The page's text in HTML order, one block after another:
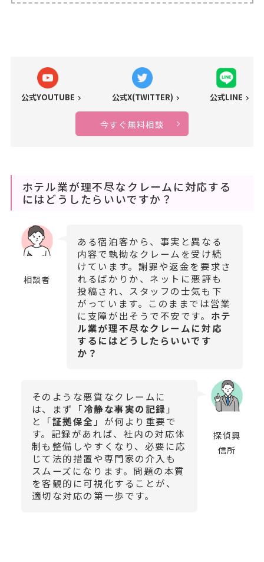
公式YOUTUBE 公式X(TWITTER) 公式LINE
今すぐ無料相談
ホテル業が理不尽なクレームに対応する
にはどうしたらいいですか？
相談者
ある宿泊客から、事実と異なる
内容で執拗なクレームを受け続
けています。謝罪や返金を要求さ
れるばかりか、ネットに悪評も
投稿され、スタッフの士気も下
がっています。このままでは営業
に支障が出そうで不安です。 ホテ
ル業が理不尽なクレームに対応
するにはどうしたらいいです
か？
探偵興
信所
そのような悪質なクレームに
は、まず「冷静な事実の記録 」
と「証拠保全 」が何より重要で
す。記録があれば、社内の対応体
制も整備しやすくなり、必要に応
じて法的措置や専門家の介入も
スムーズになります。問題の本質
を客観的に可視化することが、
適切な対応の第一歩です。